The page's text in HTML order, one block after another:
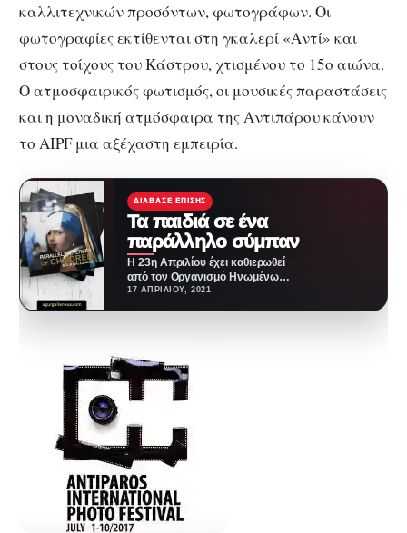
καλλιτεχνικών προσόντων, φωτογράφων. Οι
φωτογραφίες εκτίθενται στη γκαλερί «Αντί» και
στους τοίχους του Κάστρου, χτισμένου το 15ο αιώνα.
Ο ατμοσφαιρικός φωτισμός, οι μουσικές παραστάσεις
και η μοναδική ατμόσφαιρα της Αντιπάρου κάνουν
το AIPF μια αξέχαστη εμπειρία.
ΔΙΆΒΑΣΕ ΕΠΊΣΗΣ
Τα παιδιά σε ένα
παράλληλο σύμπαν
Η 23η Απριλίου έχει καθιερωθεί
από τον Οργανισμό Ηνωμένων
Εθνών ως η Παγκόσμια Ημέρα
17 ΑΠΡΙΛΊΟΥ, 2021